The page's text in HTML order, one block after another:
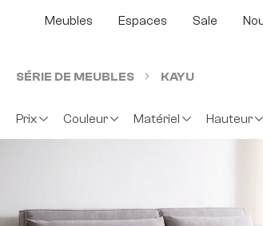
au contenu principal
Passer à la recherche
Passer à la navigation principale
Meubles Espaces Sale
SÉRIE DE MEUBLES KAYU
Prix Couleur Matériel Hauteur